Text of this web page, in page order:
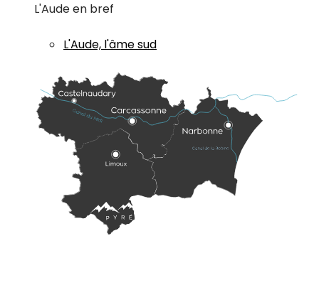
L'Aude en bref
L'Aude, l'âme sud